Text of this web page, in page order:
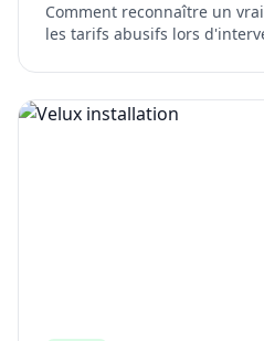
Comment reconnaître un
les tarifs abusifs lors